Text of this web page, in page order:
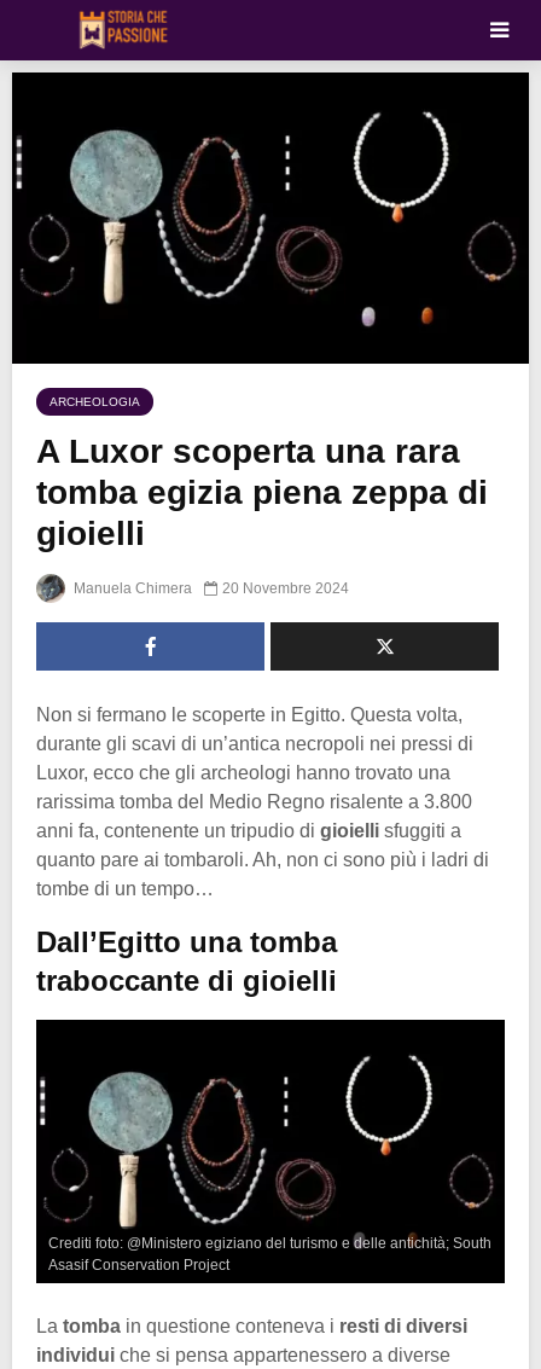
ARCHEOLOGIA
A Luxor scoperta una rara
tomba egizia piena zeppa di
gioielli
Manuela Chimera 20 Novembre 2024
Non si fermano le scoperte in Egitto. Questa volta,
durante gli scavi di un’antica necropoli nei pressi di
Luxor, ecco che gli archeologi hanno trovato una
rarissima tomba del Medio Regno risalente a 3.800
anni fa, contenente un tripudio di gioielli sfuggiti a
quanto pare ai tombaroli. Ah, non ci sono più i ladri di
tombe di un tempo…
Dall’Egitto una tomba
traboccante di gioielli
Crediti foto: @Ministero egiziano del turismo e delle antichità; South
Asasif Conservation Project
La tomba in questione conteneva i resti di diversi
individui che si pensa appartenessero a diverse